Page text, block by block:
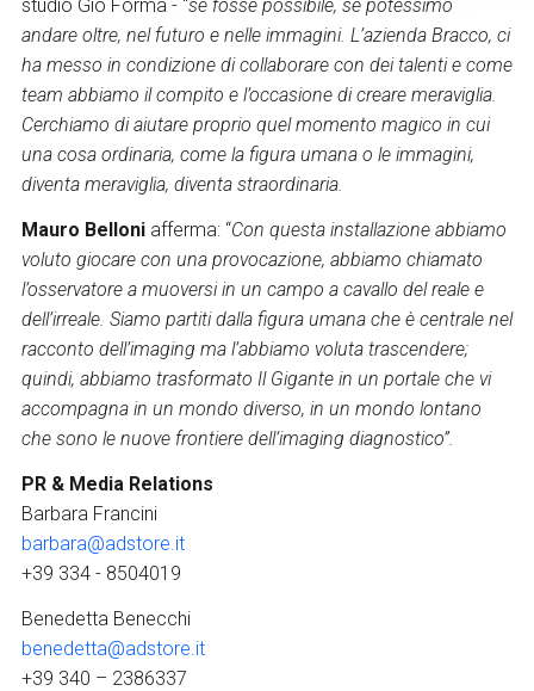
studio Giò Forma - “se fosse possibile, se potessimo
andare oltre, nel futuro e nelle immagini. L’azienda Bracco, ci
ha messo in condizione di collaborare con dei talenti e come
team abbiamo il compito e l’occasione di creare meraviglia.
Cerchiamo di aiutare proprio quel momento magico in cui
una cosa ordinaria, come la figura umana o le immagini,
diventa meraviglia, diventa straordinaria.
Mauro Belloniafferma: “Con questa installazione abbiamo
voluto giocare con una provocazione, abbiamo chiamato
l’osservatore a muoversi in un campo a cavallo del reale e
dell’irreale. Siamo partiti dalla figura umana che è centrale nel
racconto dell’imaging ma l’abbiamo voluta trascendere;
quindi, abbiamo trasformato Il Gigante in un portale che vi
accompagna in un mondo diverso, in un mondo lontano
che sono le nuove frontiere dell’imaging diagnostico”.
PR & Media Relations
Barbara Francini
barbara@adstore.it
+39 334 - 8504019
Benedetta Benecchi
benedetta@adstore.it
+39 340 – 2386337